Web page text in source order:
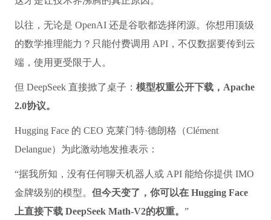
以往，无论是 OpenAI 还是谷歌都选择闭源。你想用顶级
的数学推理能力？只能付费调用 API，不仅数据要传到云
端，使用更受限于人。
但 DeepSeek 直接掀了桌子： 模型权重公开下载，Apache
2.0协议。
Hugging Face 的 CEO 克莱门特·德朗格（Clément
Delangue）为此激动地发推表示：
“据我所知，没有任何聊天机器人或 API 能给你提供 IMO
金牌级别的模型。 但今天变了，你可以在 Hugging Face
上直接下载 DeepSeek Math-V2的权重。 ”